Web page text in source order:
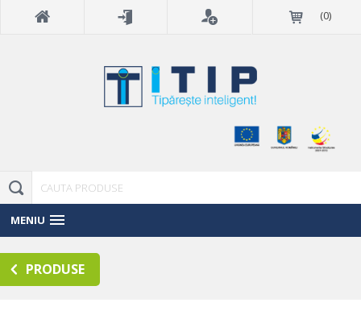
(0)
MENIU
PRODUSE